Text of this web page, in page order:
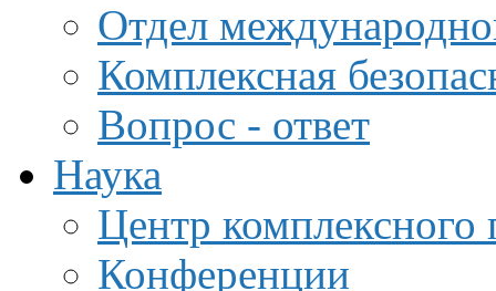
Отдел
Комплексная
Вопрос - ответ
Наука
Центр
Конференции